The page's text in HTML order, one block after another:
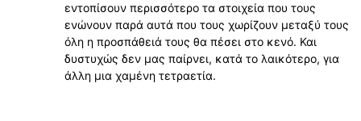
εντοπίσουν περισσότερο τα στοιχεία που τους
ενώνουν παρά αυτά που τους χωρίζουν μεταξύ τους
όλη η προσπάθειά τους θα πέσει στο κενό. Και
δυστυχώς δεν μας παίρνει, κατά το λαικότερο, για
άλλη μια χαμένη τετραετία.